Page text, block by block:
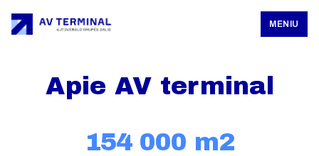
MENIU
Apie AV terminal
154 000 m2